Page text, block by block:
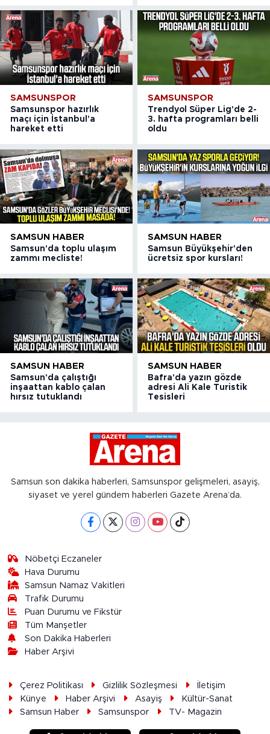
SAMSUNSPOR
Samsunspor hazırlık
maçı için İstanbul'a
hareket etti
SAMSUNSPOR
Trendyol Süper Lig'de 2-
3. hafta programları belli
oldu
SAMSUN HABER
Samsun'da toplu ulaşım
zammı mecliste!
SAMSUN HABER
Samsun Büyükşehir'den
ücretsiz spor kursları!
SAMSUN HABER
Samsun'da çalıştığı
inşaattan kablo çalan
hırsız tutuklandı
SAMSUN HABER
Bafra'da yazın gözde
adresi Ali Kale Turistik
Tesisleri
Samsun son dakika haberleri, Samsunspor gelişmeleri, asayiş,
siyaset ve yerel gündem haberleri Gazete Arena’da.
Nöbetçi Eczaneler
Hava Durumu
Samsun Namaz Vakitleri
Trafik Durumu
Puan Durumu ve Fikstür
Tüm Manşetler
Son Dakika Haberleri
Haber Arşivi
Çerez Politikası Gizlilik Sözleşmesi
İletişim
Künye
Haber Arşivi Asayiş
Kültür-Sanat
Samsun Haber
Samsunspor TV- Magazin